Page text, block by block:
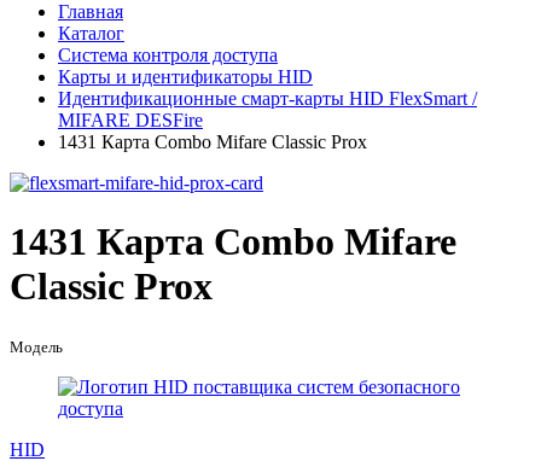
Главная
Каталог
Система контроля доступа
Карты и идентификаторы HID
Идентификационные смарт-карты HID FlexSmart /
MIFARE DESFire
1431 Карта Combo Mifare Classic Prox
1431 Карта Combo Mifare
Classic Prox
Модель
HID